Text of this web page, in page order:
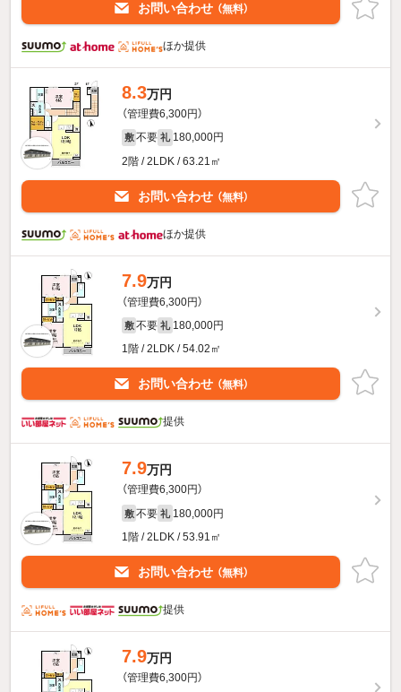
お問い合わせ （無料）
ほか提供
8.3万円
（管理費6,300円）
敷 不要 礼 180,000円
2階 / 2LDK / 63.21㎡
お問い合わせ （無料）
ほか提供
7.9万円
（管理費6,300円）
敷 不要 礼 180,000円
1階 / 2LDK / 54.02㎡
お問い合わせ （無料）
提供
7.9万円
（管理費6,300円）
敷 不要 礼 180,000円
1階 / 2LDK / 53.91㎡
お問い合わせ （無料）
提供
7.9万円
（管理費6,300円）